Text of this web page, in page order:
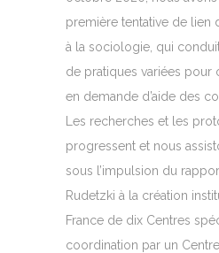
première tentative de lien
à la sociologie, qui
de pratiques variées pour
en demande d’aide des
Les recherches et les
progressent et nous
sous l’impulsion du
Rudetzki à la création
France de dix Centres
coordination par un